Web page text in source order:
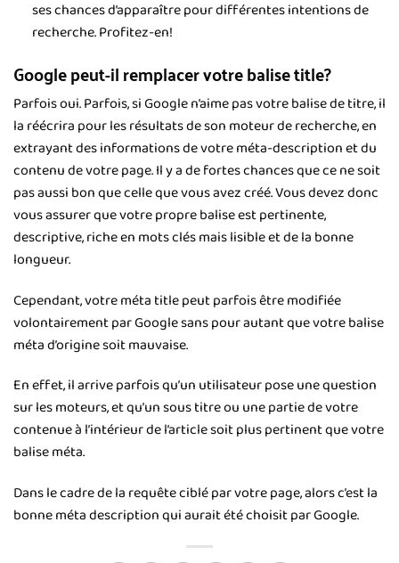
ses chances d’apparaître pour différentes intentions de
recherche. Profitez-en!
Google peut-il remplacer votre balise title?
Parfois oui. Parfois, si Google n’aime pas votre balise de titre, il
la réécrira pour les résultats de son moteur de recherche, en
extrayant des informations de votre méta-description et du
contenu de votre page. Il y a de fortes chances que ce ne soit
pas aussi bon que celle que vous avez créé. Vous devez donc
vous assurer que votre propre balise est pertinente,
descriptive, riche en mots clés mais lisible et de la bonne
longueur.
Cependant, votre méta title peut parfois être modifiée
volontairement par Google sans pour autant que votre balise
méta d’origine soit mauvaise.
En effet, il arrive parfois qu’un utilisateur pose une question
sur les moteurs, et qu’un sous titre ou une partie de votre
contenue à l’intérieur de l’article soit plus pertinent que votre
balise méta.
Dans le cadre de la requête ciblé par votre page, alors c’est la
bonne méta description qui aurait été choisit par Google.